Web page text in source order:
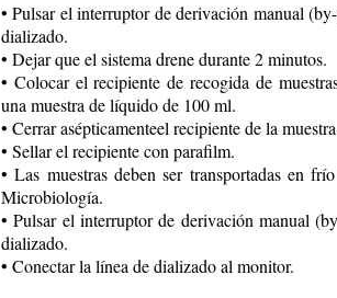
• Pulsar el interruptor de derivación manual
dializado.
• Dejar que el sistema drene durante 2 minutos.
• Colocar el recipiente de recogida de
una muestra de líquido de 100 ml.
• Cerrar asépticamenteel recipiente de la
• Sellar el recipiente con parafilm.
• Las muestras deben ser transportadas en
Microbiología.
• Pulsar el interruptor de derivación manual
dializado.
• Conectar la línea de dializado al monitor.